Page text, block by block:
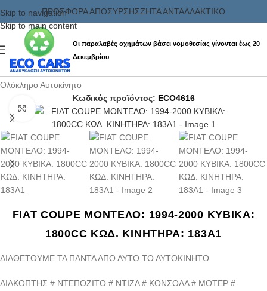
Skip to navigation
Skip to main content
ΠΡΟΣΦΟΡΑ ΑΠΟΣΥΡΣΗΣΖΗΤΑ ΑΝΤΑΛΛΑΚΤΙΚΟ
Οι παραλαβές οχημάτων βάσει νομοθεσίας γίνονται έως 20
Δεκεμβρίου
Αρχική σελίδα/Ανταλλακτικα & Αξεσουάρ
Ολόκληρο Αυτοκίνητο
Κωδικός προϊόντος: ECO4616
Click to enlarge
FIAT COUPE ΜΟΝΤΕΛΟ: 1994-2000 ΚΥΒΙΚΑ:
1800CC ΚΩΔ. ΚΙΝΗΤΗΡΑ: 183A1
ΔΙΑΘΕΤΟΥΜΕ ΤΑ ΠΑΝΤΑ ΑΠΟ ΑΥΤΟ ΤΟ ΑΥΤΟΚΙΝΗΤΟ
ΔΙΑΚΟΠΤΗΣ # ΝΤΕΠΟΖΙΤΟ # ΝΤΙΖΑ # ΚΟΝΣΟΛΑ # ΜΟΤΕΡ #